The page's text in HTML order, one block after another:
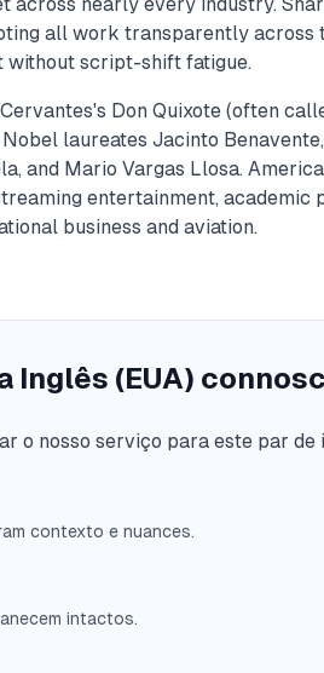
all work transparently across
without script-shift fatigue.
Don Quixote (often
laureates Jacinto
and Mario Vargas Llosa.
entertainment, academic
business and aviation.
Inglês (EUA)
o nosso serviço para este par de
contexto e nuances.
intactos.